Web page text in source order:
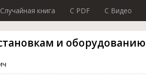
Случайная книга C PDF C Видео
и оборудованию